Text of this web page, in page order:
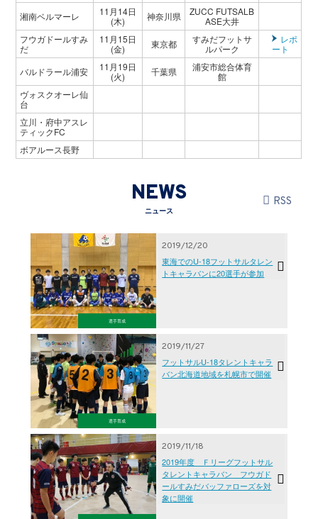
湘南ベルマーレ
11月14日
(木)
神奈川県
ZUCC FUTSALB
ASE大井
フウガドールすみ
だ
11月15日
(金)
東京都
すみだフットサ
ルパーク
レポ
ート
バルドラール浦安
11月19日
(火)
千葉県
浦安市総合体育
館
ヴォスクオーレ仙
台
立川・府中アスレ
ティックFC
ボアルース長野
NEWS
ニュース
RSS
選手育成
2019/12/20
東海でのU-18フットサルタレン
トキャラバンに20選手が参加
選手育成
2019/11/27
フットサルU-18タレントキャラ
バン北海道地域を札幌市で開催
2019/11/18
2019年度 Ｆリーグフットサル
タレントキャラバン フウガド
ールすみだバッファローズを対
象に開催